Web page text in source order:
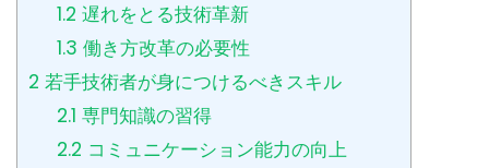
1.2 遅れをとる技術革新
1.3 働き方改革の必要性
2 若手技術者が身につけるべきスキル
2.1 専門知識の習得
2.2 コミュニケーション能力の向上